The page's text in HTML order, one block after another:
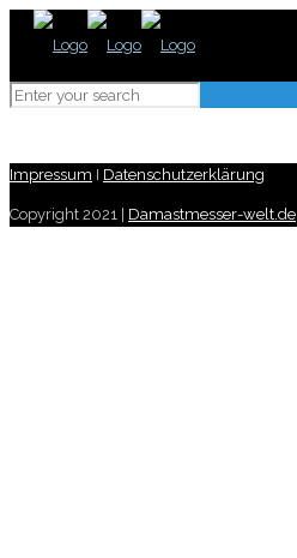
Impressum I Datenschutzerklärung
Copyright 2021 | Damastmesser-welt.de